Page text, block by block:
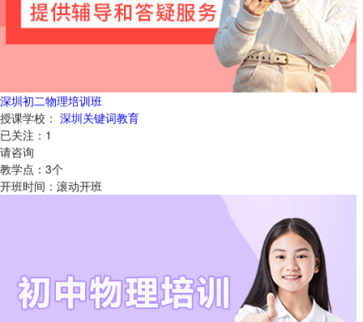
深圳初二物理培训班
授课学校： 深圳关键词教育
已关注： 1
请咨询
教学点： 3个
开班时间： 滚动开班